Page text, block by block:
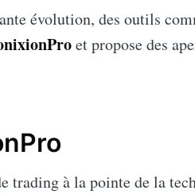
évolution, des outils
et propose des
trading à la pointe de la